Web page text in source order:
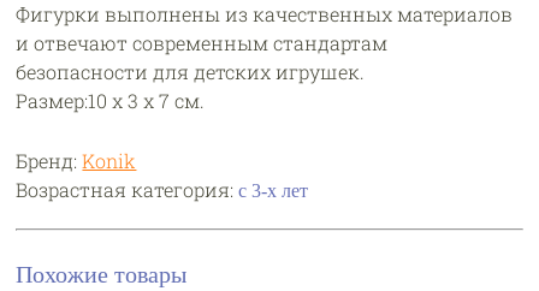
Фигурки выполнены из качественных материалов
и отвечают современным стандартам
безопасности для детских игрушек.
Размер:10 х 3 х 7 см.
Бренд:Konik
Возрастная категория:с 3-х лет
Похожие товары